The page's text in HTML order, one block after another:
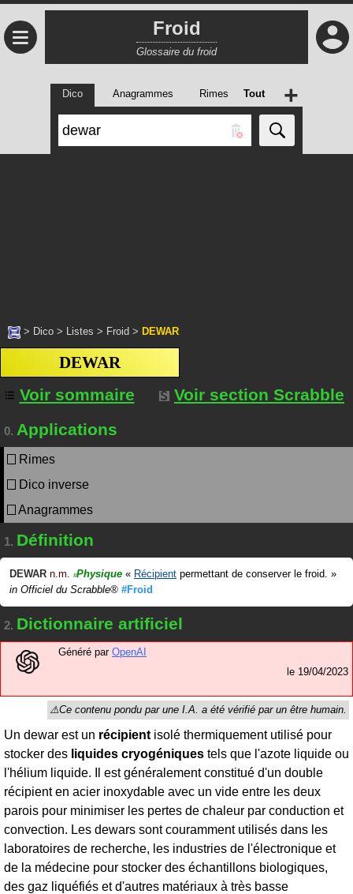
≡ Froid
Glossaire du froid
Dico Anagrammes Rimes Tout +
> Dico > Listes > Froid > DEWAR
DEWAR
Voir sommaire
Voir section Scrabble
0. Applications
Rimes
Dico inverse
Anagrammes
1. Définition
DEWAR n.m. #Physique « Récipient permettant de conserver le froid. »
in Officiel du Scrabble® #Froid
2. Dictionnaire artificiel
Généré par OpenAI
le 19/04/2023
Un dewar est un récipient isolé thermiquement utilisé pour
stocker des liquides cryogéniques tels que l'azote liquide ou
l'hélium liquide. Il est généralement constitué d'un double
récipient en acier inoxydable avec un vide entre les deux
parois pour minimiser les pertes de chaleur par conduction et
convection. Les dewars sont couramment utilisés dans les
laboratoires de recherche, les industries de l'électronique et
de la médecine pour stocker des échantillons biologiques,
des gaz liquéfiés et d'autres matériaux à très basse